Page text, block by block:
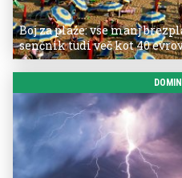
Boj za plaže: vse manj
senčnik tudi več kot 40